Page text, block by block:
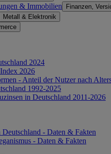
& Immobilien Finanzen,
Metall & Elektronik
2024
2026
- Anteil der Nutzer nach
1992-2025
in Deutschland 2011-2026
- Daten & Fakten
- Daten & Fakten